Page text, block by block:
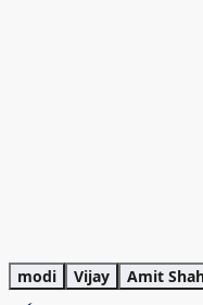
modi Vijay Amit